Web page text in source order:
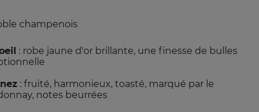
champenois
: robe jaune d'or brillante, une finesse de bulles
: fruité, harmonieux, toasté, marqué par le
notes beurrées